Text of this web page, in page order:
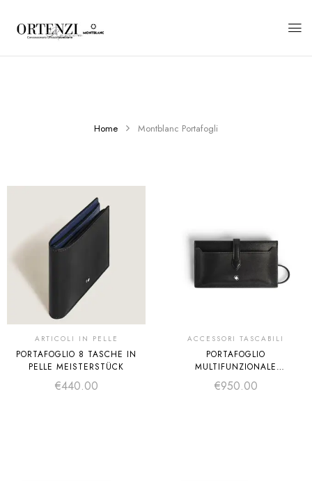
Home Montblanc Portafogli
ARTICOLI IN PELLE
PORTAFOGLIO 8 TASCHE IN
PELLE MEISTERSTÜCK
€440.00
ACCESSORI TASCABILI
PORTAFOGLIO
MULTIFUNZIONALE
INDOSSABILE IN PELLE
MEISTERSTÜCK
€950.00